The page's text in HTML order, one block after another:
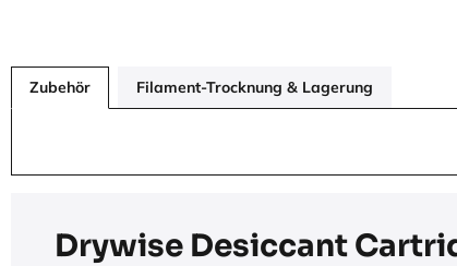
Zubehör Filament-Trocknung & Lagerung
Drywise Desiccant